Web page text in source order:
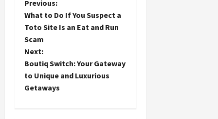
P
o
s
t
n
Previous:
What to Do If You Suspect a
Toto Site Is an Eat and Run
Scam
Next:
Boutiq Switch: Your Gateway
to Unique and Luxurious
Getaways